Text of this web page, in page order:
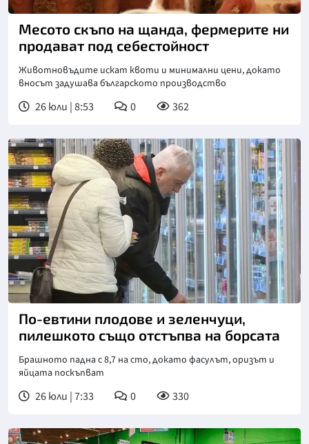
Месото скъпо на щанда, фермерите ни
продават под себестойност
Животновъдите искат квоти и минимални цени, докато
вносът задушава българското производство
26 юли | 8:53 0 362
По-евтини плодове и зеленчуци,
пилешкото също отстъпва на борсата
Брашното падна с 8,7 на сто, докато фасулът, оризът и
яйцата поскъпват
26 юли | 7:33 0 330